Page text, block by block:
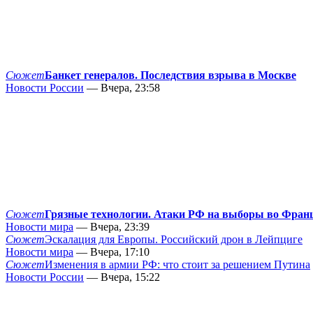
СюжетБанкет генералов. Последствия взрыва в Москве
Новости России — Вчера, 23:58
СюжетГрязные технологии. Атаки РФ на выборы во
Новости мира — Вчера, 23:39
СюжетЭскалация для Европы. Российский дрон в Лейпциге
Новости мира — Вчера, 17:10
СюжетИзменения в армии РФ: что стоит за решением Путина
Новости России — Вчера, 15:22